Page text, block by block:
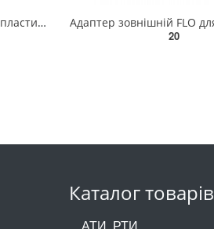
Штуцер Gardena різьбовий пластиковий 1/2"(18220-29.000.00)
20
Каталог товарів